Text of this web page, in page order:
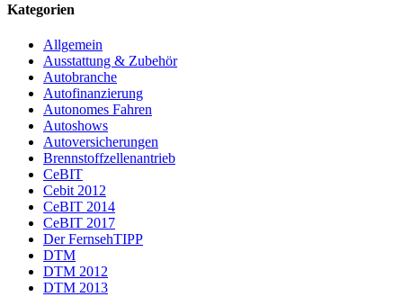
Kategorien
Allgemein
Ausstattung & Zubehör
Autobranche
Autofinanzierung
Autonomes Fahren
Autoshows
Autoversicherungen
Brennstoffzellenantrieb
CeBIT
Cebit 2012
CeBIT 2014
CeBIT 2017
Der FernsehTIPP
DTM
DTM 2012
DTM 2013